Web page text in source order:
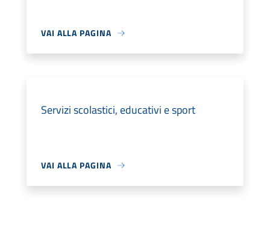
VAI ALLA PAGINA
Servizi scolastici, educativi e sport
VAI ALLA PAGINA